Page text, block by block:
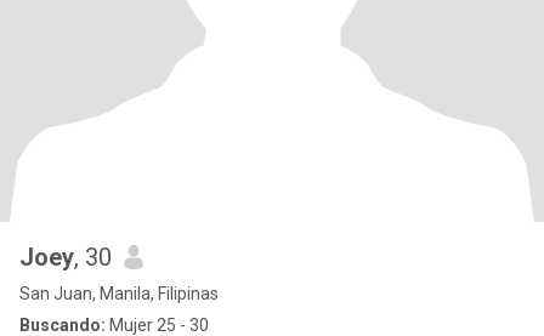
Joey, 30
San Juan, Manila, Filipinas
Buscando: Mujer 25 - 30